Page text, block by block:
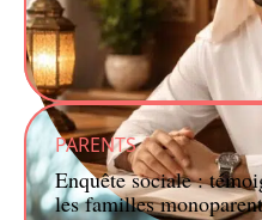
PARENTS
Enquête sociale :
les familles